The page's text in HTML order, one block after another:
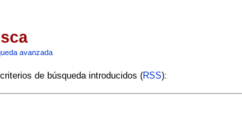
avanzada
de búsqueda introducidos (RSS):